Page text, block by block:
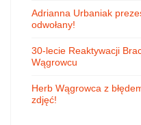
Adrianna Urbaniak
odwołany!
30-lecie Reaktywacji
Wągrowcu
Herb Wągrowca z
zdjęć!